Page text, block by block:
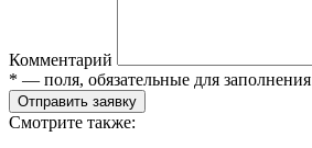
Комментарий
* — поля, обязательные для заполнения
Отправить заявку
Смотрите также: